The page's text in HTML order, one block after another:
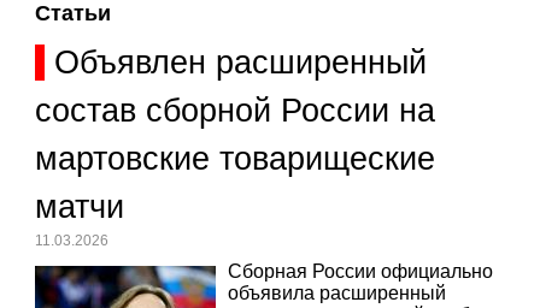
Статьи
Объявлен расширенный
состав сборной России на
мартовские товарищеские
матчи
11.03.2026
Сборная России официально
объявила расширенный